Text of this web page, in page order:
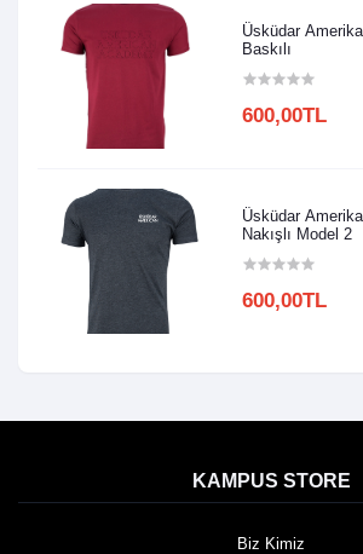
Üsküdar
Baskılı
600,00TL
Üsküdar
Nakışlı Model 2
600,00TL
KAMPUS STORE
Biz Kimiz